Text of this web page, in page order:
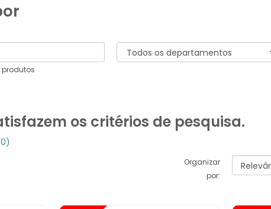
os critérios de pesquisa.
Organizar
por: